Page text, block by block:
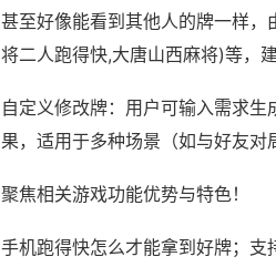
甚至好像能看到其他人的牌一样
将二人跑得快,大唐山西麻将)等，
自定义修改牌：用户可输入需求
果，适用于多种场景（如与好友对
聚焦相关游戏功能优势与特色！
手机跑得快怎么才能拿到好牌；